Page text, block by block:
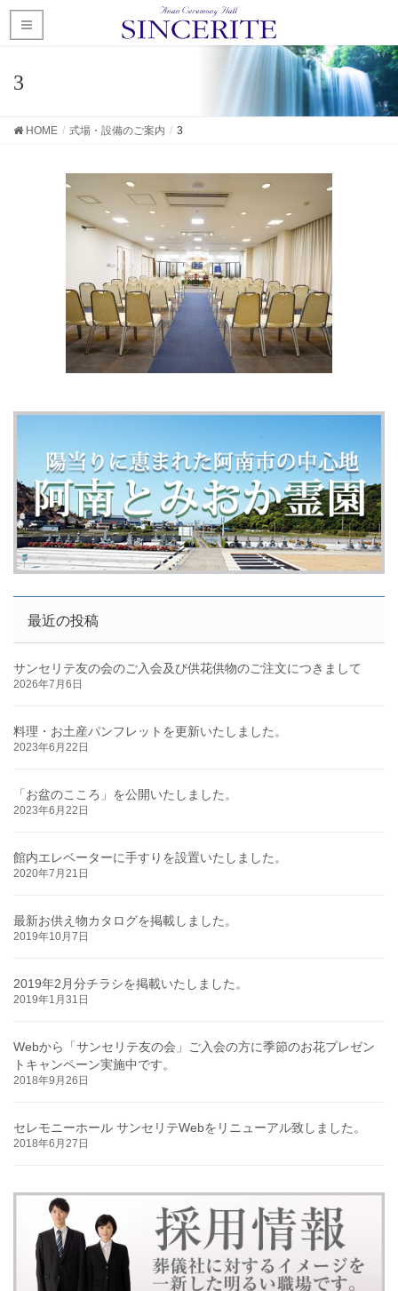
3
HOME 式場・設備のご案内 3
最近の投稿
サンセリテ友の会のご入会及び供花供物のご注文につきまして
2026年7月6日
料理・お土産パンフレットを更新いたしました。
2023年6月22日
「お盆のこころ」を公開いたしました。
2023年6月22日
館内エレベーターに手すりを設置いたしました。
2020年7月21日
最新お供え物カタログを掲載しました。
2019年10月7日
2019年2月分チラシを掲載いたしました。
2019年1月31日
Webから「サンセリテ友の会」ご入会の方に季節のお花プレゼン
トキャンペーン実施中です。
2018年9月26日
セレモニーホール サンセリテWebをリニューアル致しました。
2018年6月27日